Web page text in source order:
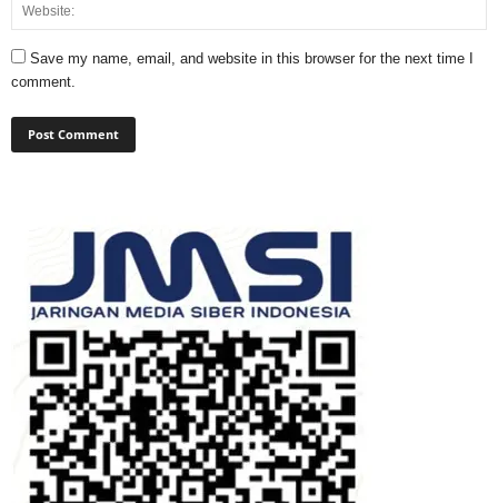
Save my name, email, and website in this browser for the next time I
comment.